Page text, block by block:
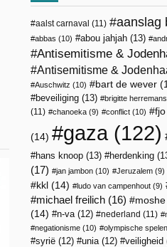
aalst carnaval (11) aanslag
abbas (10) abou jahjah (13)
Antisemitisme &
Antisemitisme &
Auschwitz (10) bart de wever
beveiliging (13) brigitte herremans
(11)
chanoeka (9) conflict (10) fjo
(14) gaza(122)
hans knoop (13) herdenking
(17)
jan jambon (10) Jeruzalem (9)
kkl (14) ludo van campenhout (9)
michael freilich (16)
(14)
n-va(12) nederland (11)
negationisme (10) olympische spelen
syrië (12) unia(12) veiligheid